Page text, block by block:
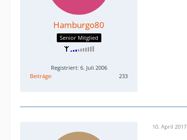
Hamburgo80
Senior Mitglied
Registriert: 6. Juli 2006
Beiträge
233
10. April 2017